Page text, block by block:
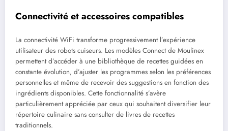
Connectivité et accessoires compatibles
La connectivité WiFi transforme progressivement l’expérience
utilisateur des robots cuiseurs. Les modèles Connect de Moulinex
permettent d’accéder à une bibliothèque de recettes guidées en
constante évolution, d’ajuster les programmes selon les préférences
personnelles et même de recevoir des suggestions en fonction des
ingrédients disponibles. Cette fonctionnalité s’avère
particulièrement appréciée par ceux qui souhaitent diversifier leur
répertoire culinaire sans consulter de livres de recettes
traditionnels.